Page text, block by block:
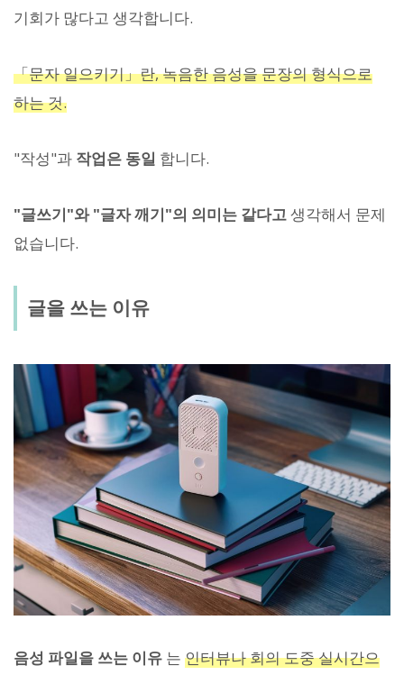
기회가 많다고 생각합니다.
「문자 일으키기」란, 녹음한 음성을 문장의 형식으로
하는 것.
"작성"과 작업은 동일 합니다.
"글쓰기"와 "글자 깨기"의 의미는 같다고생각해서 문제
없습니다.
글을 쓰는 이유
음성 파일을 쓰는 이유 는 인터뷰나 회의 도중 실시간으